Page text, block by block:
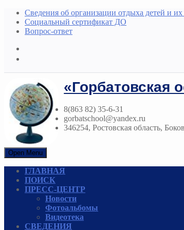
Сведения об организации отдыха детей и
Социальный сертификат ДО
Вопрос-ответ
«Горбатовская
8(863 82) 35-6-31
gorbatschool@yandex.ru
346254, Ростовская область,
Open Menu
ГЛАВНАЯ
ПОИСК
ПРЕСС-ЦЕНТР
Новости
Фотоальбомы
Видеотека
СВЕДЕНИЯ